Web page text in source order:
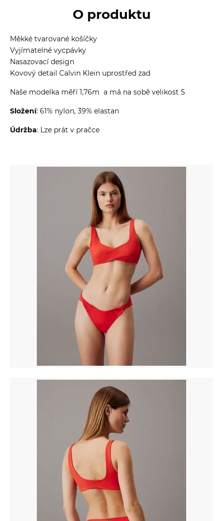
O produktu
Měkké tvarované košíčky
Vyjímatelné vycpávky
Nasazovací design
Kovový detail Calvin Klein uprostřed zad
Naše modelka měří 1,76m a má na sobě velikost S
Složení: 61% nylon, 39% elastan
Údržba: Lze prát v pračce